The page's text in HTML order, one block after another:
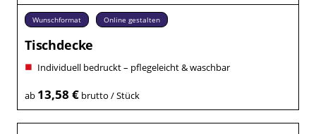
Wunschformat Online gestalten
Tischdecke
Individuell bedruckt – pflegeleicht & waschbar
ab 13,58 €brutto / Stück